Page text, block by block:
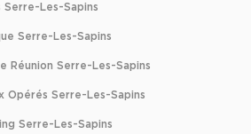
Serre-Les-Sapins
Serre-Les-Sapins
Réunion Serre-Les-Sapins
Opérés Serre-Les-Sapins
Serre-Les-Sapins